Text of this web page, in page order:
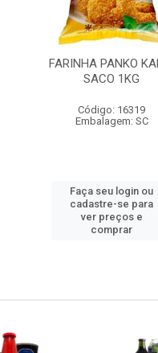
FARINHA PANKO
SACO 1KG
Código: 16319
Embalagem: SC
Faça seu login ou
cadastre-se para
ver preços e
comprar